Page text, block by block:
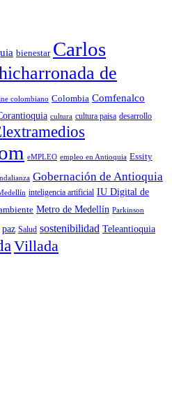
bienestar Carlos
de
colombiano Colombia Comfenalco
cultura cultura paisa desarrollo
eMPLEO empleo en Antioquia Essity
Gobernación de Antioquia
inteligencia artificial IU Digital de
Metro de Medellín Parkinson
paz Salud sostenibilidad Teleantioquia
Villada